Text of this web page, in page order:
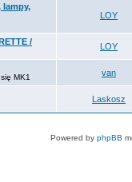
lampy,
LOY
/
LOY
MK1 van
Laskosz
Powered by phpBB